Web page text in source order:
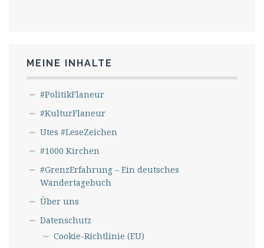
MEINE INHALTE
#PolitikFlaneur
#KulturFlaneur
Utes #LeseZeichen
#1000 Kirchen
#GrenzErfahrung – Ein deutsches
Wandertagebuch
Über uns
Datenschutz
Cookie-Richtlinie (EU)